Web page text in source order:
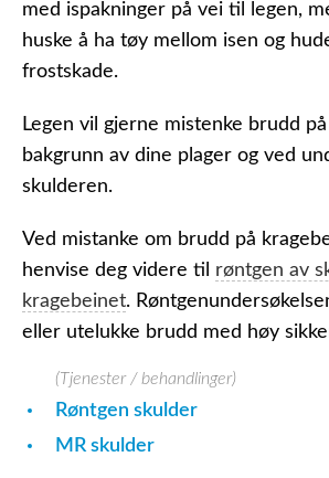
med ispakninger på vei til legen,
huske å ha tøy mellom isen og
frostskade.
Legen vil gjerne mistenke brudd
bakgrunn av dine plager og ved
skulderen.
Ved mistanke om brudd på
henvise deg videre til røntgen av
kragebeinet.
eller utelukke brudd med høy
(Tjenester / behandlinger)
Røntgen skulder
MR skulder